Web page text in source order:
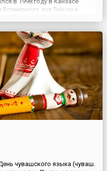
дня Тайцзи и
чувашского языка (чуваш.